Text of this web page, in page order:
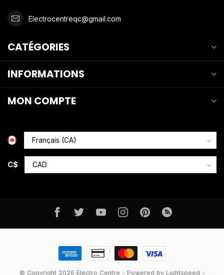
Electrocentreqc@gmail.com
CATÉGORIES
INFORMATIONS
MON COMPTE
C$
© Copyright 2026 Electro Centre - Powered by Lightspeed -